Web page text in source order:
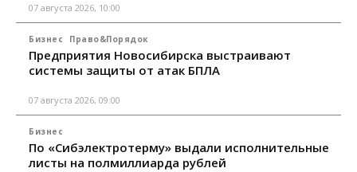
07 августа 2026, 10:00
Бизнес Право&Порядок
Предприятия Новосибирска выстраивают
системы защиты от атак БПЛА
07 августа 2026, 09:00
Бизнес
По «Сибэлектротерму» выдали исполнительные
листы на полмиллиарда рублей